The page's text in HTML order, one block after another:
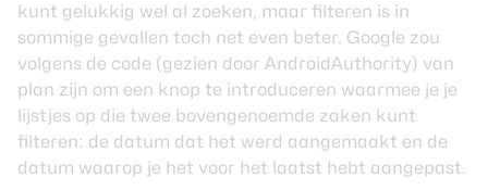
kunt gelukkig wel al zoeken, maar filteren is in
sommige gevallen toch net even beter. Google zou
volgens de code (gezien door AndroidAuthority) van
plan zijn om een knop te introduceren waarmee je je
lijstjes op die twee bovengenoemde zaken kunt
filteren: de datum dat het werd aangemaakt en de
datum waarop je het voor het laatst hebt aangepast.